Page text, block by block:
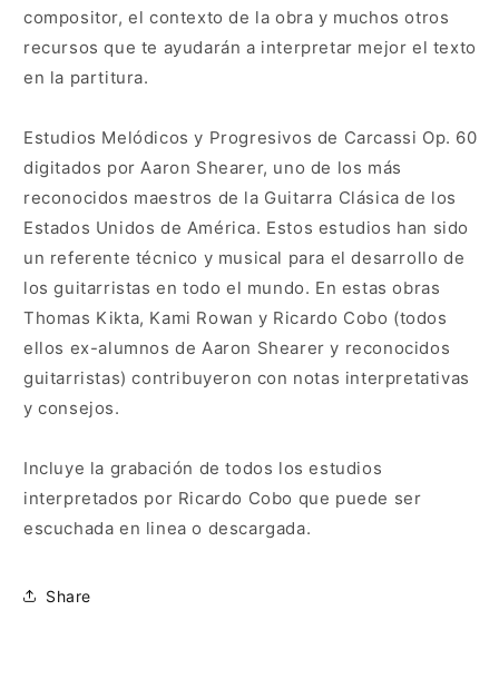
compositor, el contexto de la obra y muchos otros
recursos que te ayudarán a interpretar mejor el texto
en la partitura.
Estudios Melódicos y Progresivos de Carcassi Op. 60
digitados por Aaron Shearer, uno de los más
reconocidos maestros de la Guitarra Clásica de los
Estados Unidos de América. Estos estudios han sido
un referente técnico y musical para el desarrollo de
los guitarristas en todo el mundo. En estas obras
Thomas Kikta, Kami Rowan y Ricardo Cobo (todos
ellos ex-alumnos de Aaron Shearer y reconocidos
guitarristas) contribuyeron con notas interpretativas
y consejos.
Incluye la grabación de todos los estudios
interpretados por Ricardo Cobo que puede ser
escuchada en linea o descargada.
Share